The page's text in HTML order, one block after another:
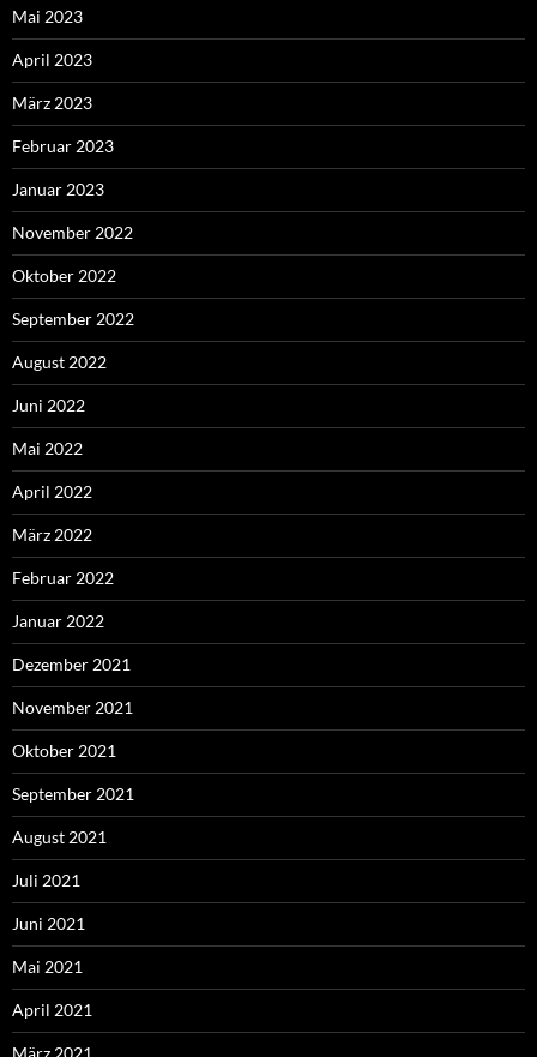
Mai 2023
April 2023
März 2023
Februar 2023
Januar 2023
November 2022
Oktober 2022
September 2022
August 2022
Juni 2022
Mai 2022
April 2022
März 2022
Februar 2022
Januar 2022
Dezember 2021
November 2021
Oktober 2021
September 2021
August 2021
Juli 2021
Juni 2021
Mai 2021
April 2021
März 2021